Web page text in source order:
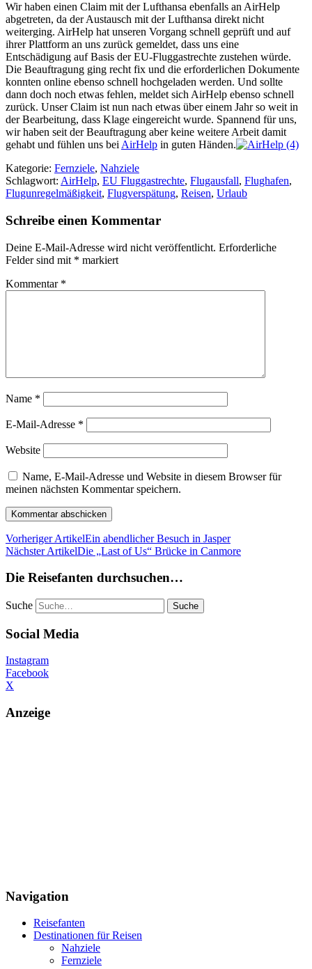
Wir haben einen Claim mit der Lufthansa ebenfalls an AirHelp
abgetreten, da der Austausch mit der Lufthansa direkt nicht
weiterging. AirHelp hat unseren Vorgang schnell geprüft und auf
ihrer Plattform an uns zurück gemeldet, dass uns eine
Entschädigung auf Basis der EU-Fluggastrechte zustehen würde.
Die Beauftragung ging recht fix und die erforderlichen Dokumente
konnten online ebenso schnell hochgeladen werden. Und sollte
dann doch noch etwas fehlen, meldet sich AirHelp ebenso schnell
zurück. Unser Claim ist nun nach etwas über einem Jahr so weit in
der Bearbeitung, dass Klage eingereicht wurde. Spannend für uns,
wir haben seit der Beauftragung aber keine weitere Arbeit damit
gehabt und fühlen uns bei AirHelp in guten Händen.
Kategorie: Fernziele, Nahziele
Schlagwort: AirHelp, EU Fluggastrechte, Flugausfall, Flughafen,
Flugunregelmäßigkeit, Flugverspätung, Reisen, Urlaub
Schreibe einen Kommentar
Deine E-Mail-Adresse wird nicht veröffentlicht. Erforderliche
Felder sind mit * markiert
Kommentar *
Name *
E-Mail-Adresse *
Website
Name, E-Mail-Adresse und Website in diesem Browser für
meinen nächsten Kommentar speichern.
Vorheriger ArtikelEin abendlicher Besuch in Jasper
Nächster ArtikelDie „Last of Us“ Brücke in Canmore
Die Reisefanten durchsuchen…
Suche
Social Media
Instagram
Facebook
X
Anzeige
Navigation
Reisefanten
Destinationen für Reisen
Nahziele
Fernziele